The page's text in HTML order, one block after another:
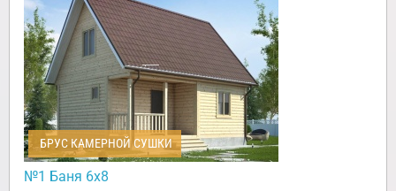
БРУС КАМЕРНОЙ СУШКИ
№1 Баня 6х8